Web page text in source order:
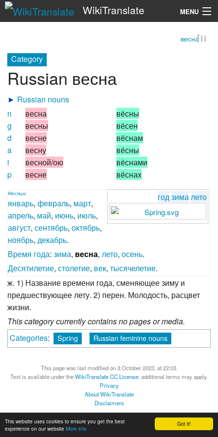
Got it!
This website uses cookies to ensure you get the best
experience on our website More info
WikiTranslate MENU
весна
Category
Russian весна
► Russian nouns
n
g
d
a
i
p
весна
весны
весне
весну
весной/ою
весне
вёсны
вёсен
вёснам
вёсны
вёснами
вёснах
годзималето
Месяца:
январь, февраль, март,
апрель, май, июнь, июль,
август, сентябрь, октябрь,
ноябрь, декабрь.
Время года: зима, весна, лето, осень.
Десятилетие, столетие, век, тысячелетие.
ж. 1) Название времени года, сменяющее зиму и
предшествующее лету. 2) перен. Молодость, расцвет
жизни.
This category currently contains no pages or media.
Categories: Spring Russian feminine nouns
This page was last modified on 3 October 2023, at 22:03.
Text is available under theWikiTranslate CC License; additional terms may apply.
Privacy
About WikiTranslate
Disclaimers
MediaWikiPowered by Semantic MediaWiki